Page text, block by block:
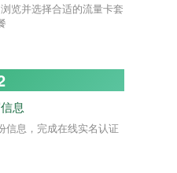
览并选择合适的流量卡套
息
信息，完成在线实名认证